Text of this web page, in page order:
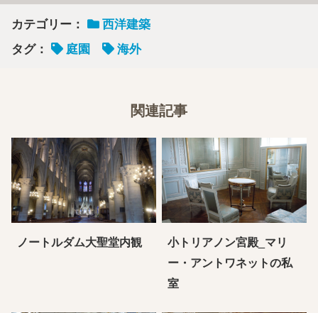
カテゴリー：
西洋建築
タグ：
庭園 海外
関連記事
ノートルダム大聖堂内観
小トリアノン宮殿_マリ
ー・アントワネットの私
室